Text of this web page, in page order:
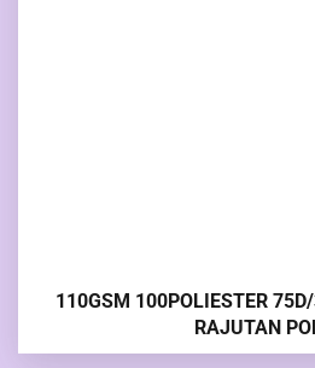
110GSM 100POLIESTER
RAJUTAN